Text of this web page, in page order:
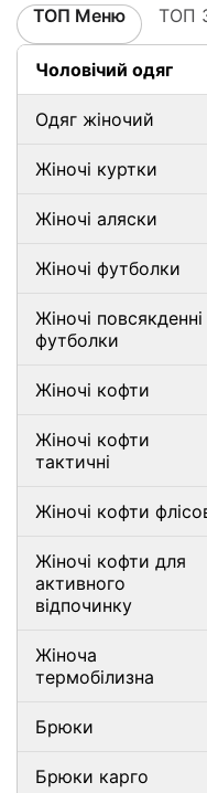
ТОП Меню ТОП
Чоловічий одяг
Одяг жіночий
Жіночі куртки
Жіночі аляски
Жіночі футболки
Жіночі повсякденні
футболки
Жіночі кофти
Жіночі кофти
тактичні
Жіночі кофти
Жіночі кофти для
активного
відпочинку
Жіноча
термобілизна
Брюки
Брюки карго